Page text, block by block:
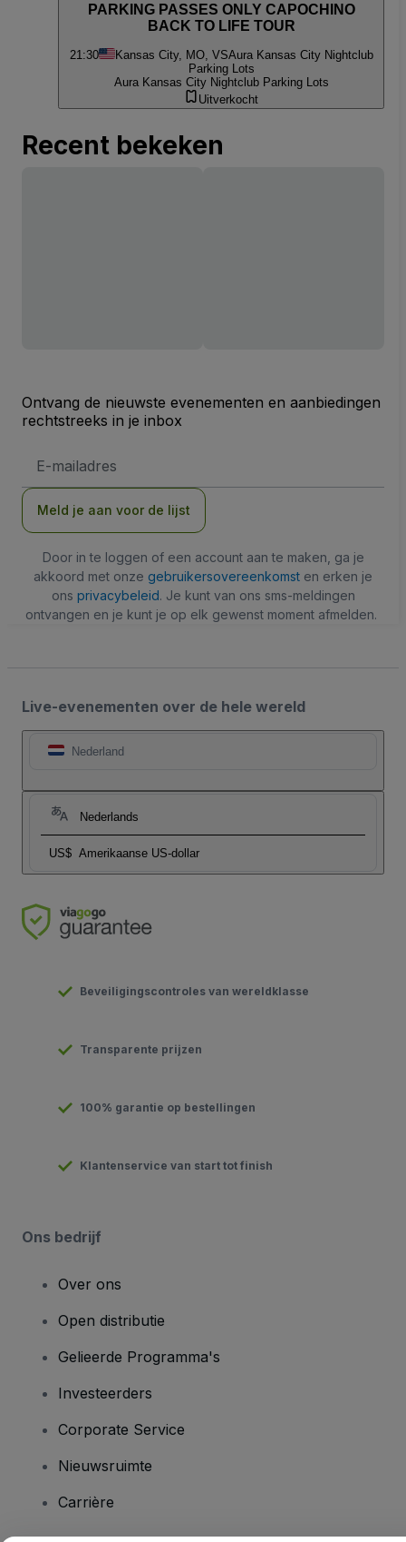
PARKING PASSES ONLY CAPOCHINO
BACK TO LIFE TOUR
21:30 Kansas City, MO, VSAura Kansas City Nightclub
Parking Lots
Aura Kansas City Nightclub Parking Lots
Uitverkocht
Recent bekeken
Ontvang de nieuwste evenementen en aanbiedingen
rechtstreeks in je inbox
mailadres
Meld je aan voor de lijst
Door in te loggen of een account aan te maken, ga je
akkoord met onze gebruikersovereenkomst en erken je
ons privacybeleid. Je kunt van ons sms-meldingen
ontvangen en je kunt je op elk gewenst moment afmelden.
Live-evenementen over de hele wereld
Nederland
Nederlands
US$ Amerikaanse US-dollar
Beveiligingscontroles van wereldklasse
Transparente prijzen
100% garantie op bestellingen
Klantenservice van start tot finish
Ons bedrijf
Over ons
Open distributie
Gelieerde Programma's
Investeerders
Corporate Service
Nieuwsruimte
Carrière